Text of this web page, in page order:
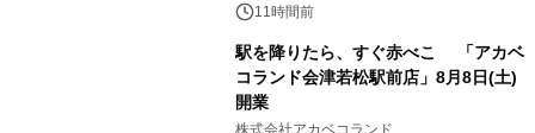
BEYOND POSSIBILITY ―』を上映！
11時間前
駅を降りたら、すぐ赤べこ 「アカベ
コランド会津若松駅前店」8月8日(土)
開業
株式会社アカベコランド